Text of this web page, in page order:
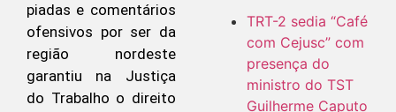
piadas e comentários
ofensivos por ser da
região nordeste
garantiu na Justiça
do Trabalho o direito
TRT-2 sedia “Café
com Cejusc” com
presença do
ministro do TST
Guilherme Caputo